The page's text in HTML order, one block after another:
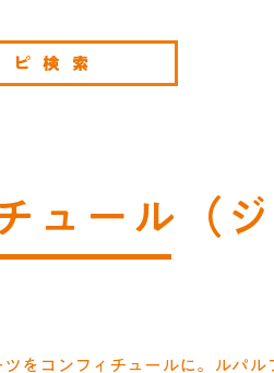
ピ検索
ュール（ジ
をコンフィチュールに。ルパル